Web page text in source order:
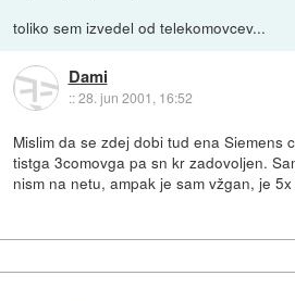
toliko sem izvedel od telekomovcev...
Dami
::28. jun 2001, 16:52
Mislim da se zdej dobi tud ena Siemens
tistga 3comovga pa sn kr zadovoljen.
nism na netu, ampak je sam vžgan, je